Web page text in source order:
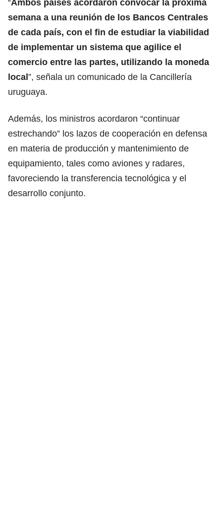
“Ambos países acordaron convocar la próxima
semana a una reunión de los Bancos Centrales
de cada país, con el fin de estudiar la viabilidad
de implementar un sistema que agilice el
comercio entre las partes, utilizando la moneda
local”, señala un comunicado de la Cancillería
uruguaya.
Además, los ministros acordaron “continuar
estrechando” los lazos de cooperación en defensa
en materia de producción y mantenimiento de
equipamiento, tales como aviones y radares,
favoreciendo la transferencia tecnológica y el
desarrollo conjunto.